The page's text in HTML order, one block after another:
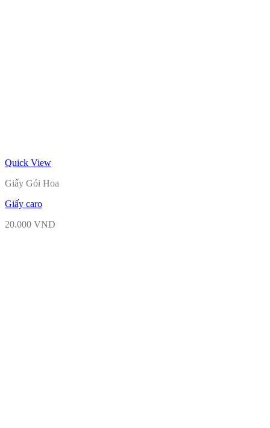
Quick View
Giấy Gói Hoa
Giấy caro
20.000 VND